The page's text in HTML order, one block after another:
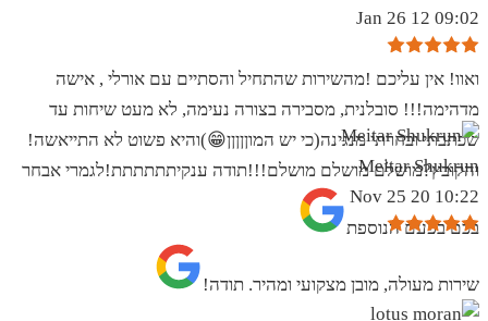
09:02 12 Jan 26
ואוו! אין עליכם !מהשירות שהתחיל והסתיים עם אורלי , אישה
מדהימה!!! סובלנית, מסבירה בצורה נעימה, לא מעט שיחות עד
שכתבתי ובחרתי מנגינה(כי יש המוןןןןן😁)והיא פשוט לא התייאשה!
והקובץ?מושלם מושלם מושלם!!!תודה ענקיתתתתתת!לגמרי אבחר
בכם בפעם הנוספת
Meitar Shukrun
10:22 20 Nov 25
שירות מעולה, מובן מצקועי ומהיר. תודה!